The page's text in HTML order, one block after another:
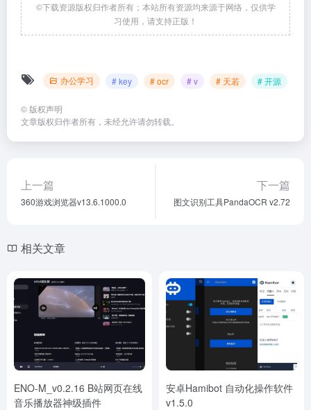
©下载资源版权归作者所有；本站所有资源均来源于网络，仅供学
习使用，请支持正版！
办公学习 # key # ocr # v # 天若 # 开源
© 版权声明
文章版权归作者所有，未经允许请勿转载。
上一篇
360游戏浏览器v13.6.1000.0
下一篇
图文识别工具PandaOCR v2.72
相关文章
ENO-M_v0.2.16 B站网页在线
音乐播放器神级插件
安卓Hamibot 自动化操作软件
v1.5.0